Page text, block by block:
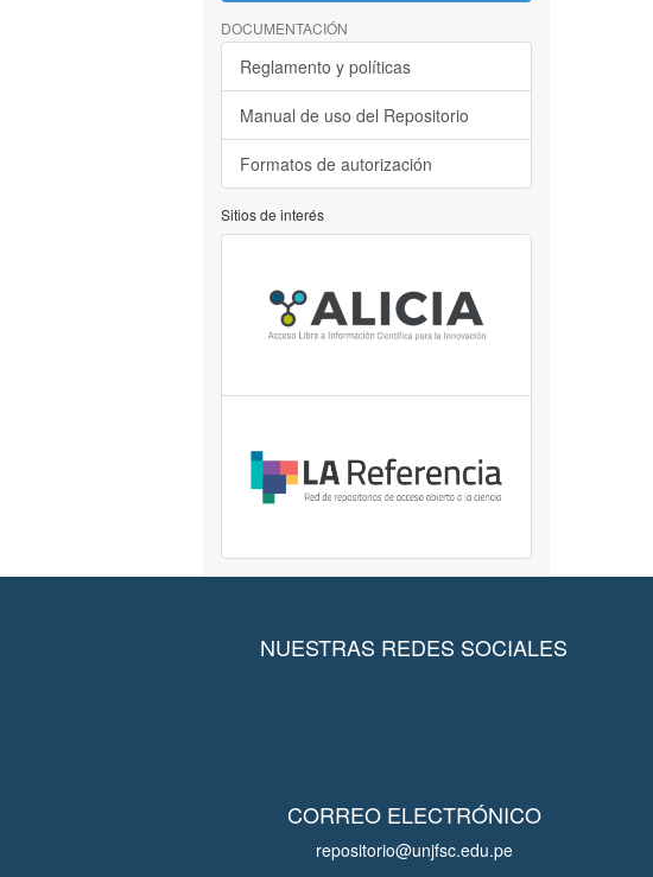
DOCUMENTACIÓN
Reglamento y políticas
Manual de uso del Repositorio
Formatos de autorización
Sitios de interés
NUESTRAS REDES SOCIALES
CORREO ELECTRÓNICO
repositorio@unjfsc.edu.pe